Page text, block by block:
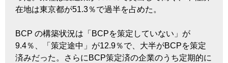
在地は東京都が51.3％で過半を占めた。
BCP の構築状況は「BCPを策定していない」が
9.4％、「策定途中」が12.9％で、大半がBCPを策定
済みだった。さらにBCP策定済の企業のうち定期的に